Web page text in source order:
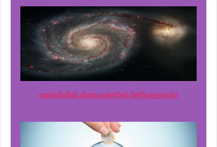
ფიბონაჩის ინდიკატორის სტრატეგიები